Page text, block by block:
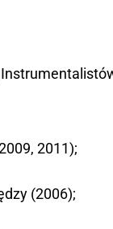
2011);
(2006);